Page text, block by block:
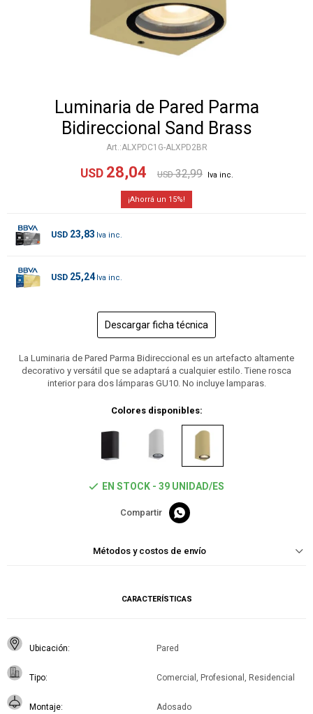
Luminaria de Pared Parma
Bidireccional Sand Brass
ALXPDC1G-ALXPD2BR
USD 28,04 USD 32,99
15
USD 23,83
USD 25,24
Descargar ficha técnica
La Luminaria de Pared Parma Bidireccional es un artefacto altamente
decorativo y versátil que se adaptará a cualquier estilo. Tiene rosca
interior para dos lámparas GU10. No incluye lamparas.
Colores disponibles:
EN STOCK - 39 UNIDAD/ES

Métodos y costos de envío
CARACTERÍSTICAS
Ubicación Pared
Tipo Comercial, Profesional, Residencial
Montaje Adosado